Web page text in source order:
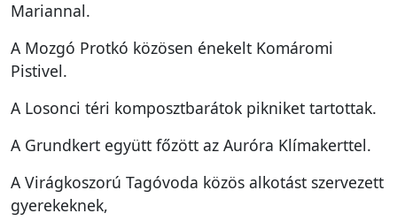
Mariannal.
A Mozgó Protkó közösen énekelt Komáromi
Pistivel.
A Losonci téri komposztbarátok pikniket tartottak.
A Grundkert együtt főzött az Auróra Klímakerttel.
A Virágkoszorú Tagóvoda közös alkotást szervezett
gyerekeknek,